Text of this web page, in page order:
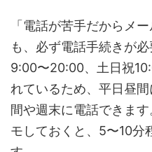
「電話が苦手だからメ
も、必ず電話手続きが
9:00〜20:00、土日祝
れているため、平日昼
間や週末に電話できま
モしておくと、5〜10分